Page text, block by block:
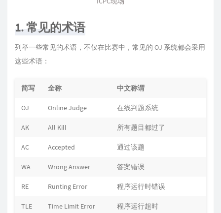
1. 常见的术语
列举一些常见的术语，不仅在比赛中，常见的 OJ 系统都会采用
这些术语：
简写 全称 中文称谓
OJ Online Judge 在线判题系统
AK All Kill 所有题目都过了
AC Accepted 通过该题
WA Wrong Answer 答案错误
RE Runting Error 程序运行时错误
TLE Time Limit Error 程序运行超时